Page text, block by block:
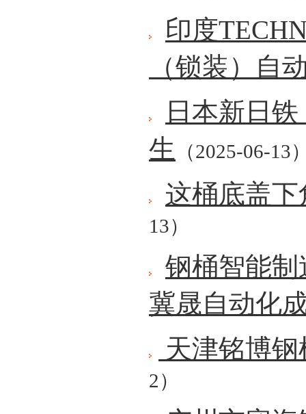
印度
（锁装）自
日本新日
生
（2025-06-13
这桶底盖
13）
钢桶智能
冀晟自动化
天津铭博
2）